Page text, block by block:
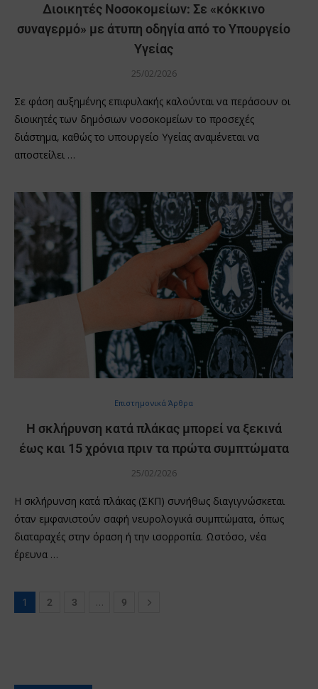
Διοικητές Νοσοκομείων: Σε «κόκκινο
συναγερμό» με άτυπη οδηγία από το Υπουργείο
Υγείας
25/02/2026
Σε φάση αυξημένης επιφυλακής καλούνται να περάσουν οι
διοικητές των δημόσιων νοσοκομείων το προσεχές
διάστημα, καθώς το υπουργείο Υγείας αναμένεται να
αποστείλει …
Επιστημονικά Άρθρα
Η σκλήρυνση κατά πλάκας μπορεί να ξεκινά
έως και 15 χρόνια πριν τα πρώτα συμπτώματα
25/02/2026
Η σκλήρυνση κατά πλάκας (ΣΚΠ) συνήθως διαγιγνώσκεται
όταν εμφανιστούν σαφή νευρολογικά συμπτώματα, όπως
διαταραχές στην όραση ή την ισορροπία. Ωστόσο, νέα
έρευνα …
1 2 3 … 9